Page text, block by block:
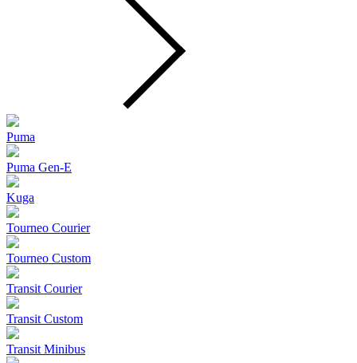
Puma
Puma Gen‑E
Kuga
Tourneo Courier
Tourneo Custom
Transit Courier
Transit Custom
Transit Minibus